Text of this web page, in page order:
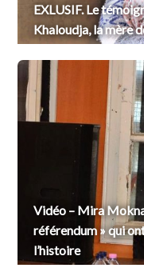
EXLUSIF. Le
Khaloudja, la mère
Vidéo – Mira
référendum » qui
l’histoire